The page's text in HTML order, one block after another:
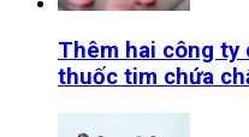
Thêm hai công ty
thuốc tim chứa